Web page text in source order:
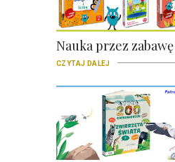
Nauka przez zabawę
CZYTAJ DALEJ